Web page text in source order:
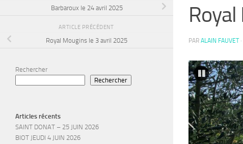
PAR ALAIN FAUVET
Barbaroux le 24 avril 2025
ARTICLE PRÉCÉDENT
Royal Mougins le 3 avril 2025
Rechercher
Rechercher
Articles récents
SAINT DONAT – 25 JUIN 2026
BIOT JEUDI 4 JUIN 2026